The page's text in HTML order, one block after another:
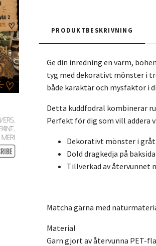
PRODUKTBESKRIVNING
Ge din inredning en varm,
tyg med dekorativt mönster i
både karaktär och mysfaktor i
Detta kuddfodral kombinerar
Perfekt för dig som vill
Dekorativt mönster i
Dold dragkedja på
Tillverkad av återvunnet
Matcha gärna med
Material
Garn gjort av återvunna PET-